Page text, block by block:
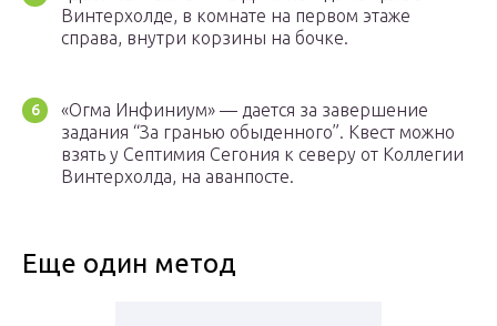
Винтерхолде, в комнате на первом этаже
справа, внутри корзины на бочке.
«Огма Инфиниум» — дается за завершение
задания “За гранью обыденного”. Квест можно
взять у Септимия Сегония к северу от Коллегии
Винтерхолда, на аванпосте.
Еще один метод